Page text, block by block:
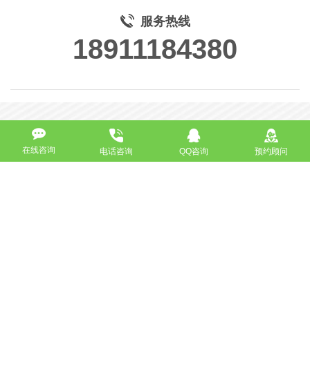
服务热线
18911184380
高端网站定制 响应式网站
在线咨询 电话咨询 QQ咨询 预约顾问